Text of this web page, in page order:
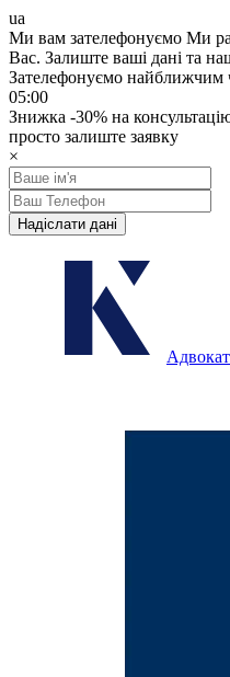
ua
Ми вам зателефонуємо Ми
Вас. Залиште ваші дані та
Зателефонуємо найближчим
05:00
Знижка -30% на
просто залиште заявку
×
Надіслати дані